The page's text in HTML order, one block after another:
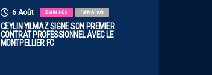
6 Août FÉMININES FORMATION
CEYLIN YILMAZ SIGNE SON PREMIER
CONTRAT PROFESSIONNEL AVEC LE
MONTPELLIER FC